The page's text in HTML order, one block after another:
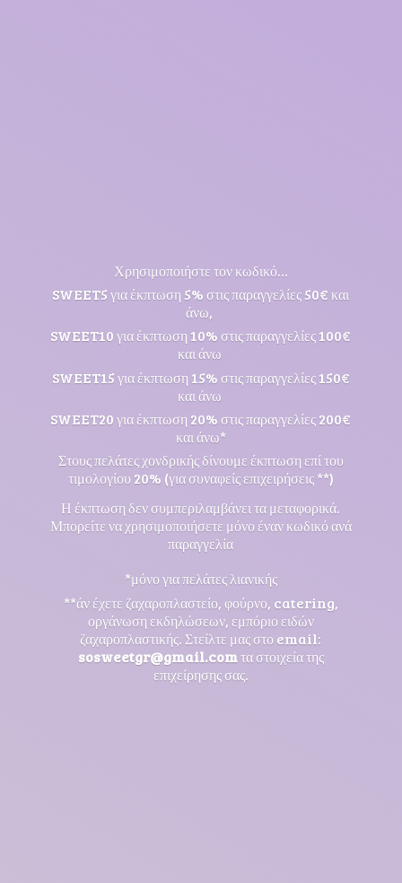
Χρησιμοποιήστε τον κωδικό...
SWEET5 για έκπτωση 5% στις παραγγελίες 50€ και
άνω,
SWEET10 για έκπτωση 10% στις παραγγελίες 100€
και άνω
SWEET15 για έκπτωση 15% στις παραγγελίες 150€
και άνω
SWEET20 για έκπτωση 20% στις παραγγελίες 200€
και άνω*
Στους πελάτες χονδρικής δίνουμε έκπτωση επί του
τιμολογίου 20% (για συναφείς επιχειρήσεις **)
Η έκπτωση δεν συμπεριλαμβάνει τα μεταφορικά.
Μπορείτε να χρησιμοποιήσετε μόνο έναν κωδικό ανά
παραγγελία
*μόνο για πελάτες λιανικής
**άν έχετε ζαχαροπλαστείο, φούρνο, catering,
οργάνωση εκδηλώσεων, εμπόριο ειδών
ζαχαροπλαστικής. Στείλτε μας στο email:
sosweetgr@gmail.comτα στοιχεία της
επιχείρησης σας.